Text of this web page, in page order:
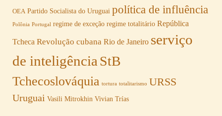
OEA Partido Socialista do Uruguai política de influência
Polônia Portugal regime de exceção regime totalitário República
Tcheca Revolução cubana Rio de Janeiro serviço
de inteligência StB
Tchecoslováquia tortura totalitarismo URSS
Uruguai Vasili Mitrokhin Vivian Trías